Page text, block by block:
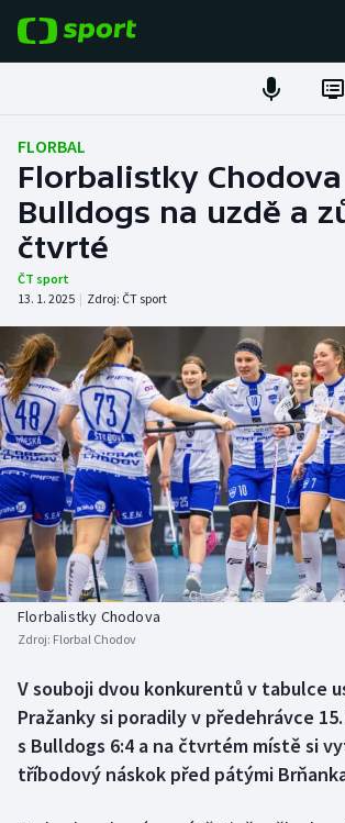
Fotbal
Hokej
Tenis
Atletika
Cyklistika
DALŠÍ SPORTY
Americký fotbal
Baseball a softbal
Basketbal
Biatlon
Box
Curling
NEPŘEHLÉDNĚTE
Soutěže
Historické návraty
Aplikace ČT sport
FLORBAL
Florbalistky
Bulldogs na uzdě a
čtvrté
ČT sport
13. 1. 2025 | Zdroj: ČT sport
Florbalistky Chodova
Zdroj: Florbal Chodov
V souboji dvou konkurentů v tabulce
Pražanky si poradily v předehrávce
s Bulldogs 6:4 a na čtvrtém místě si
tříbodový náskok před pátými